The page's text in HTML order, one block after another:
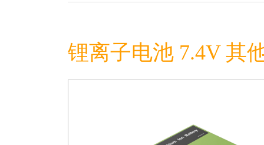
锂离子电池 7.4V 其